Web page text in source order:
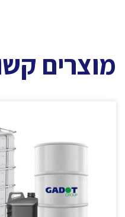
מוצרים